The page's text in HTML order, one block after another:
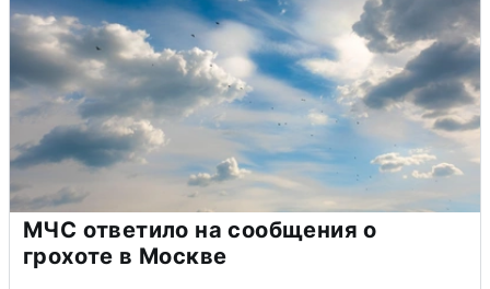
МЧС ответило на сообщения о
грохоте в Москве